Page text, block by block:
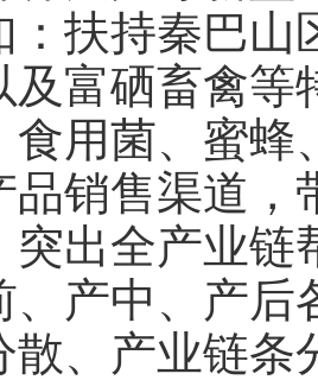
：扶持秦巴
及富硒畜禽等
食用菌、蜜蜂
品销售渠道，
出全产业链
中、产后
散、产业链